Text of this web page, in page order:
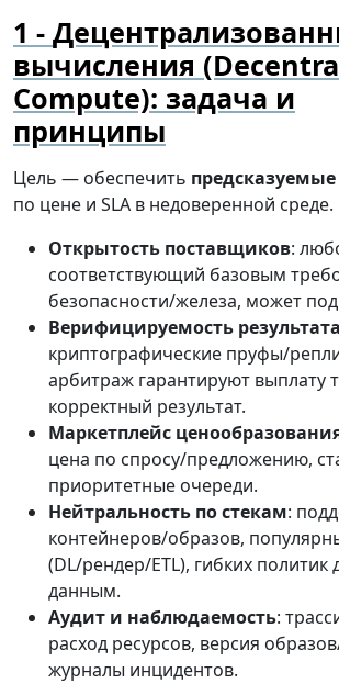
вычисления
Compute): задача и
принципы
Цель — обеспечить
по цене и SLA в недоверенной
Открытость поставщиков:
соответствующий базовым
безопасности/железа, может
Верифицируемость результата
криптографические пруфы/
арбитраж гарантируют выплату
корректный результат.
Маркетплейс
цена по спросу/предложению,
приоритетные очереди.
Нейтральность по стекам:
контейнеров/образов,
(DL/рендер/ETL), гибких политик
данным.
Аудит и наблюдаемость:
расход ресурсов, версия
журналы инцидентов.